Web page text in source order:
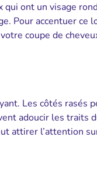
ont un visage
Pour accentuer ce
coupe de
Les côtés rasés
adoucir les traits
attirer l’attention